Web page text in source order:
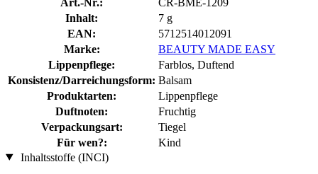
Inhalt:
7 g
EAN:
5712514012091
Marke:
BEAUTY MADE EASY
Lippenpflege:
Farblos, Duftend
Konsistenz/Darreichungsform: Balsam
Produktarten:
Lippenpflege
Duftnoten:
Fruchtig
Verpackungsart:
Tiegel
Für wen?:
Kind
Inhaltsstoffe (INCI)